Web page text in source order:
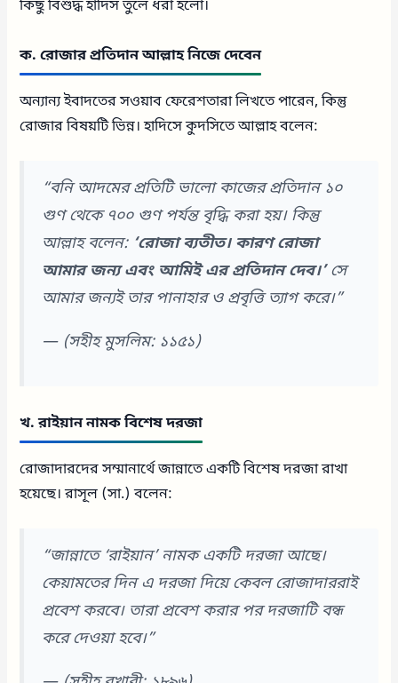
কিছু বিশুদ্ধ হাদিস তুলে ধরা হলো।
ক. রোজার প্রতিদান আল্লাহ নিজে দেবেন
অন্যান্য ইবাদতের সওয়াব ফেরেশতারা লিখতে পারেন, কিন্তু
রোজার বিষয়টি ভিন্ন। হাদিসে কুদসিতে আল্লাহ বলেন:
“বনি আদমের প্রতিটি ভালো কাজের প্রতিদান ১০
গুণ থেকে ৭০০ গুণ পর্যন্ত বৃদ্ধি করা হয়। কিন্তু
আল্লাহ বলেন: ‘রোজা ব্যতীত। কারণ রোজা
আমার জন্য এবং আমিই এর প্রতিদান দেব।’সে
আমার জন্যই তার পানাহার ও প্রবৃত্তি ত্যাগ করে।”
— (সহীহ মুসলিম: ১১৫১)
খ. রাইয়ান নামক বিশেষ দরজা
রোজাদারদের সম্মানার্থে জান্নাতে একটি বিশেষ দরজা রাখা
হয়েছে। রাসূল (সা.) বলেন:
“জান্নাতে ‘রাইয়ান’ নামক একটি দরজা আছে।
কেয়ামতের দিন এ দরজা দিয়ে কেবল রোজাদাররাই
প্রবেশ করবে। তারা প্রবেশ করার পর দরজাটি বন্ধ
করে দেওয়া হবে।”